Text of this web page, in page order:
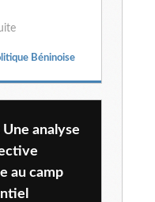
Béninoise
Une analyse
au camp